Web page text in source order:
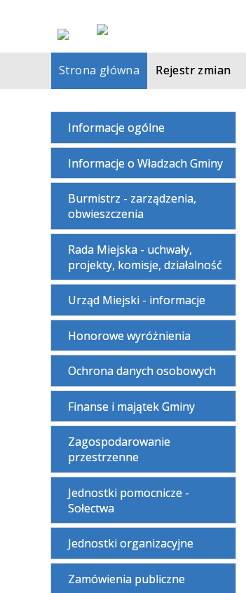
Strona główna Rejestr zmian
Informacje ogólne
Informacje o Władzach Gminy
Burmistrz - zarządzenia,
obwieszczenia
Rada Miejska - uchwały,
projekty, komisje, działalność
Urząd Miejski - informacje
Honorowe wyróżnienia
Ochrona danych osobowych
Finanse i majątek Gminy
Zagospodarowanie
przestrzenne
Jednostki pomocnicze -
Sołectwa
Jednostki organizacyjne
Zamówienia publiczne